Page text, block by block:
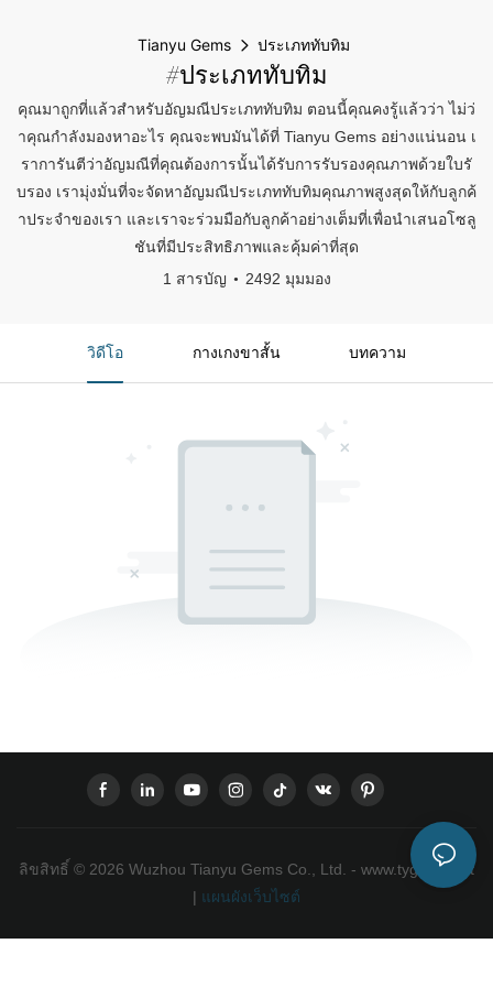
Tianyu Gems ประเภททับทิม
#ประเภททับทิม
คุณมาถูกที่แล้วสำหรับอัญมณีประเภททับทิม ตอนนี้คุณคงรู้แล้วว่า ไม่ว่
าคุณกำลังมองหาอะไร คุณจะพบมันได้ที่ Tianyu Gems อย่างแน่นอน เ
ราการันตีว่าอัญมณีที่คุณต้องการนั้นได้รับการรับรองคุณภาพด้วยใบรั
บรอง เรามุ่งมั่นที่จะจัดหาอัญมณีประเภททับทิมคุณภาพสูงสุดให้กับลูกค้
าประจำของเรา และเราจะร่วมมือกับลูกค้าอย่างเต็มที่เพื่อนำเสนอโซลู
ชันที่มีประสิทธิภาพและคุ้มค่าที่สุด
1 สารบัญ
2492 มุมมอง
วิดีโอ กางเกงขาสั้น บทความ
ลิขสิทธิ์ © 2026 Wuzhou Tianyu Gems Co., Ltd. - www.tygems.net
| แผนผังเว็บไซต์